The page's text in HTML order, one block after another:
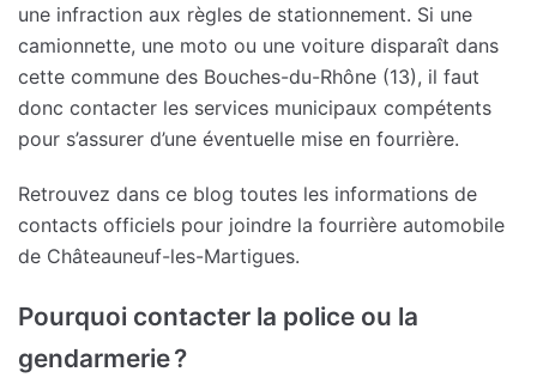
une infraction aux règles de stationnement. Si une
camionnette, une moto ou une voiture disparaît dans
cette commune des Bouches-du-Rhône (13), il faut
donc contacter les services municipaux compétents
pour s’assurer d’une éventuelle mise en fourrière.
Retrouvez dans ce blog toutes les informations de
contacts officiels pour joindre la fourrière automobile
de Châteauneuf-les-Martigues.
Pourquoi contacter la police ou la
gendarmerie ?